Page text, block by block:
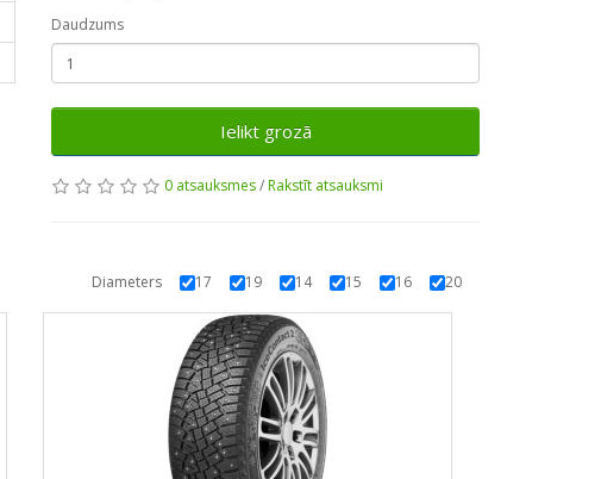
Daudzums
Ielikt grozā
0 atsauksmes/Rakstīt atsauksmi
Diameters 17 19 14 15 16 20